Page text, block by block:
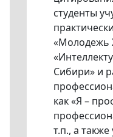
студенты
«Молодежь
Сибири» и
как «Я –
т.п., а